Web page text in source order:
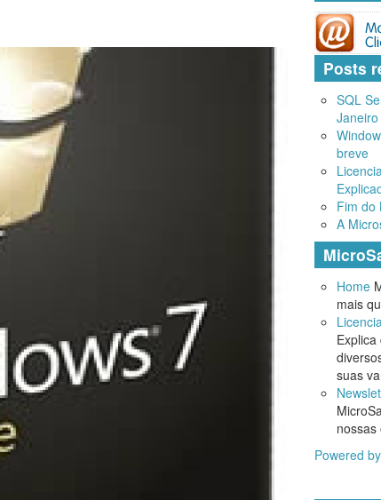
Posts
SQL
breve
Fim do
A
Home
mais
suas
nossas
Powered